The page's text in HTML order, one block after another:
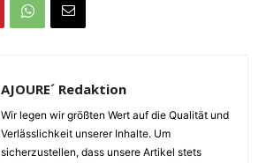
AJOURE´ Redaktion
Wir legen wir größten Wert auf die Qualität und
Verlässlichkeit unserer Inhalte. Um
sicherzustellen, dass unsere Artikel stets